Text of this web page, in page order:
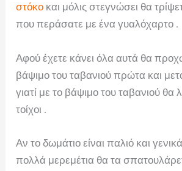
στόκο και μόλις στεγνώσει θα
που περάσατε με ένα γυαλόχαρτο .
Αφού έχετε κάνει όλα αυτά θα
βάψιμο του ταβανιού πρώτα και
γιατί με το βάψιμο του ταβανιού θα
τοίχοι .
Αν το δωμάτιο είναι παλιό και
πολλά μερεμέτια θα τα